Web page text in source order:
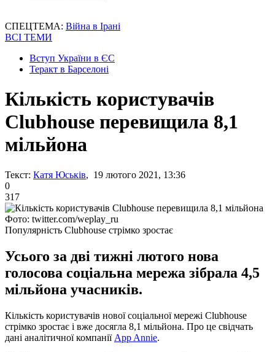
СПЕЦТЕМА: Війна в Ірані
ВСІ ТЕМИ
Вступ України в ЄС
Теракт в Барселоні
Кількість користувачів
Clubhouse перевищила 8,1
мільйона
Текст: Катя Юськів, 19 лютого 2021, 13:36
0
317
Фото: twitter.com/weplay_ru
Популярність Clubhouse стрімко зростає
Усього за дві тижні лютого нова
голосова соціальна мережа зібрала 4,5
мільйона учасників.
Кількість користувачів нової соціальної мережі Clubhouse
стрімко зростає і вже досягла 8,1 мільйона. Про це свідчать
дані аналітичної компанії App Annie.